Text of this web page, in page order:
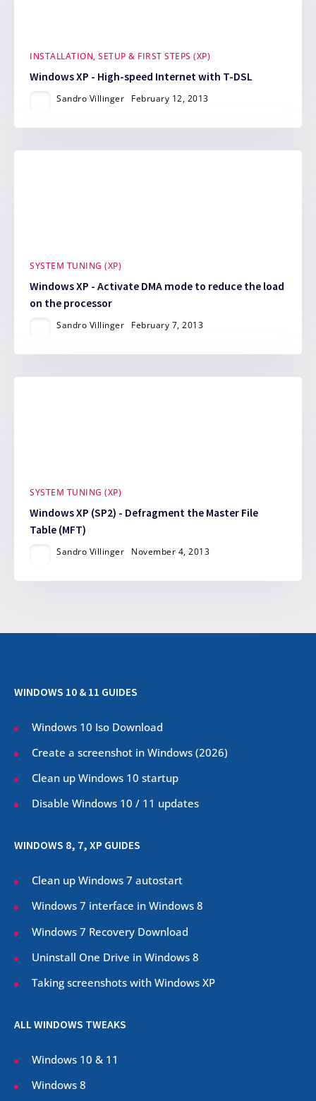
INSTALLATION, SETUP & FIRST STEPS (XP)
Windows XP - High-speed Internet with T-DSL
Sandro Villinger February 12, 2013
SYSTEM TUNING (XP)
Windows XP - Activate DMA mode to reduce the load
on the processor
Sandro Villinger February 7, 2013
SYSTEM TUNING (XP)
Windows XP (SP2) - Defragment the Master File
Table (MFT)
Sandro Villinger November 4, 2013
WINDOWS 10 & 11 GUIDES
Windows 10 Iso Download
Create a screenshot in Windows (2026)
Clean up Windows 10 startup
Disable Windows 10 / 11 updates
WINDOWS 8, 7, XP GUIDES
Clean up Windows 7 autostart
Windows 7 interface in Windows 8
Windows 7 Recovery Download
Uninstall One Drive in Windows 8
Taking screenshots with Windows XP
ALL WINDOWS TWEAKS
Windows 10 & 11
Windows 8